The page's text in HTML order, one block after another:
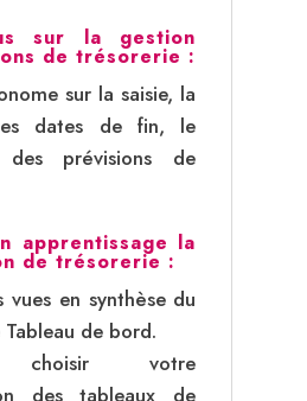
sur la gestion
de trésorerie :
sur la saisie, la
dates de fin, le
des prévisions de
apprentissage la
de trésorerie :
vues en synthèse du
de bord.
choisir votre
des tableaux de